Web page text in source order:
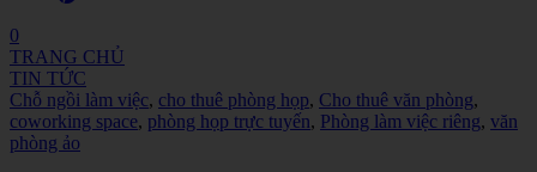
0
TRANG CHỦ
TIN TỨC
Chỗ ngồi làm việc, cho thuê phòng họp, Cho thuê văn phòng,
coworking space, phòng họp trực tuyến, Phòng làm việc riêng, văn
phòng ảo